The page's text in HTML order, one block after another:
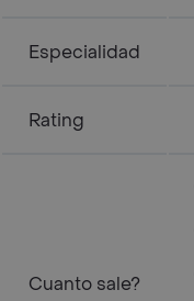
Especialidad
Rating
Cuanto sale?